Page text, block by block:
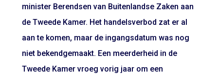
minister Berendsen van Buitenlandse Zaken aan
de Tweede Kamer. Het handelsverbod zat er al
aan te komen, maar de ingangsdatum was nog
niet bekendgemaakt. Een meerderheid in de
Tweede Kamer vroeg vorig jaar om een